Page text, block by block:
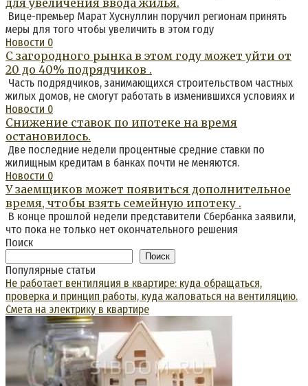
для увеличения ввода жилья.
Вице-премьер Марат Хуснуллин поручил регионам принять
меры для того чтобы увеличить в этом году
Новости 0
С загородного рынка в этом году может уйти от
20 до 40% подрядчиков .
Часть подрядчиков, занимающихся строительством частных
жилых домов, не смогут работать в изменившихся условиях и
Новости 0
Снижение ставок по ипотеке на время
остановилось.
Две последние недели процентные средние ставки по
жилищным кредитам в банках почти не меняются.
Новости 0
У заемщиков может появиться дополнительное
время, чтобы взять семейную ипотеку .
В конце прошлой недели представители Сбербанка заявили,
что пока не только нет окончательного решения
Поиск
Поиск
Популярные статьи
Не работает вентиляция в квартире: куда обращаться,
проверка и принцип работы, куда жаловаться на вентиляцию.
Смета на электрику в квартире